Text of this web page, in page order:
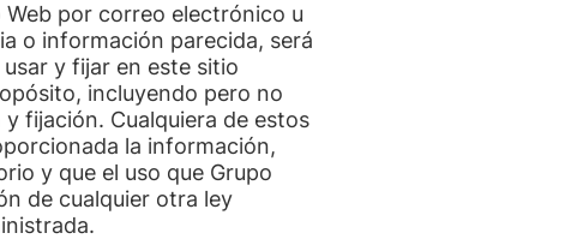
por correo electrónico u
o información parecida, será
y fijar en este sitio
incluyendo pero no
fijación. Cualquiera de estos
la información,
y que el uso que Grupo
de cualquier otra ley